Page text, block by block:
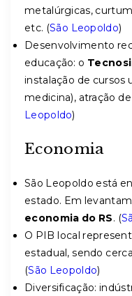
metalúrgicas,
etc. (São Leopoldo)
Desenvolvimento
educação: o
instalação de cursos
medicina), atração
Leopoldo)
Economia
São Leopoldo está
estado. Em
economia do RS. (
O PIB local
estadual, sendo
(São Leopoldo)
Diversificação: